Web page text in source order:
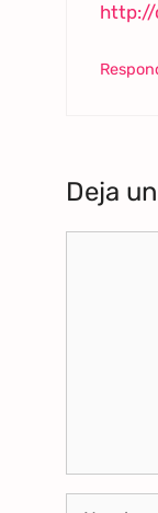
http://
Deja